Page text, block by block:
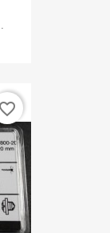
favorite_border